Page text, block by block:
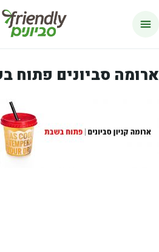
ארומה סביונים פתוח